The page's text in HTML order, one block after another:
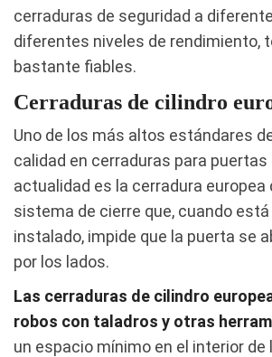
cerraduras de seguridad a
diferentes niveles de rendimiento,
bastante fiables.
Cerraduras de cilindro
Uno de los más altos estándares
calidad en cerraduras para
actualidad es la cerradura europea
sistema de cierre que, cuando
instalado, impide que la puerta se
por los lados.
Las cerraduras de cilindro
robos con taladros y otras
un espacio mínimo en el interior de